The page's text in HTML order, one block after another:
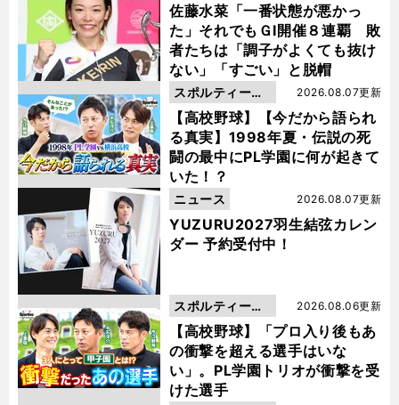
佐藤水菜「一番状態が悪かっ
た」それでもＧⅠ開催８連覇 敗
者たちは「調子がよくても抜け
ない」「すごい」と脱帽
【高校野球】【今だから語られ
る真実】1998年夏・伝説の死
闘の最中にPL学園に何が起きて
いた！？
2026.08.07更新
スポルティーバ
動画
YUZURU2027羽生結弦カレン
ダー 予約受付中！
2026.08.07更新
ニュース
【高校野球】「プロ入り後もあ
の衝撃を超える選手はいな
い」。PL学園トリオが衝撃を受
けた選手
2026.08.06更新
スポルティーバ
動画